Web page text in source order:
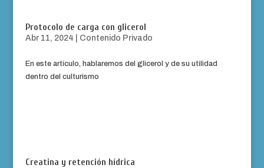
Protocolo de carga con glicerol
Abr 11, 2024 Contenido Privado
En este artículo, hablaremos del glicerol y de su utilidad
dentro del culturismo
Creatina y retención hídrica